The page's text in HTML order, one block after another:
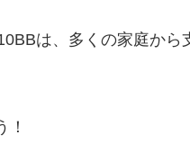
は、多くの家庭から